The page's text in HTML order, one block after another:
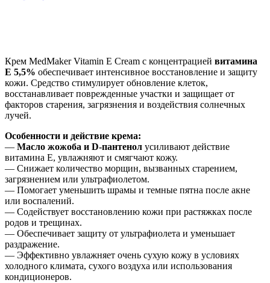
Крем MedMaker Vitamin E Cream с концентрацией витамина
Е 5,5% обеспечивает интенсивное восстановление и защиту
кожи. Средство стимулирует обновление клеток,
восстанавливает поврежденные участки и защищает от
факторов старения, загрязнения и воздействия солнечных
лучей.
Особенности и действие крема:
— Масло жожоба и D-пантенол усиливают действие
витамина Е, увлажняют и смягчают кожу.
— Снижает количество морщин, вызванных старением,
загрязнением или ультрафиолетом.
— Помогает уменьшить шрамы и темные пятна после акне
или воспалений.
— Содействует восстановлению кожи при растяжках после
родов и трещинах.
— Обеспечивает защиту от ультрафиолета и уменьшает
раздражение.
— Эффективно увлажняет очень сухую кожу в условиях
холодного климата, сухого воздуха или использования
кондиционеров.